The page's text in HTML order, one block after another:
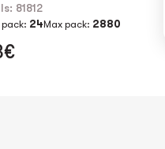
81812
24Max pack: 2880